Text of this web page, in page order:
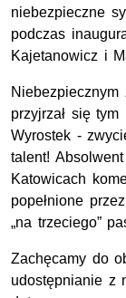
niebezpieczne
podczas
Kajetanowicz i
przyjrzał się
Wyrostek -
talent!
Katowicach
popełnione
„na trzeciego”
Zachęcamy do
udostępnianie z